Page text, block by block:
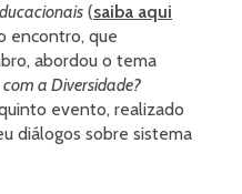
(saiba aqui
encontro, que
abordou o tema
a Diversidade?
evento, realizado
diálogos sobre sistema